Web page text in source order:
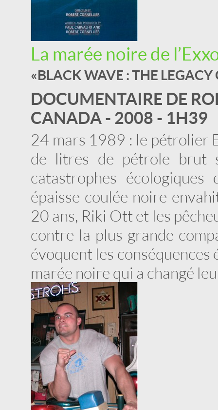
La marée noire de
« BLACK WAVE : THE
DOCUMENTAIRE DE
CANADA - 2008 - 1H39
24 mars 1989 : le pétrolier
de litres de pétrole brut
catastrophes
épaisse coulée noire
20 ans, Riki Ott et les
contre la plus grande
évoquent les conséquences
marée noire qui a changé